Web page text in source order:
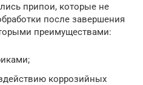
припои, которые не
после завершения
преимуществами:
коррозийных